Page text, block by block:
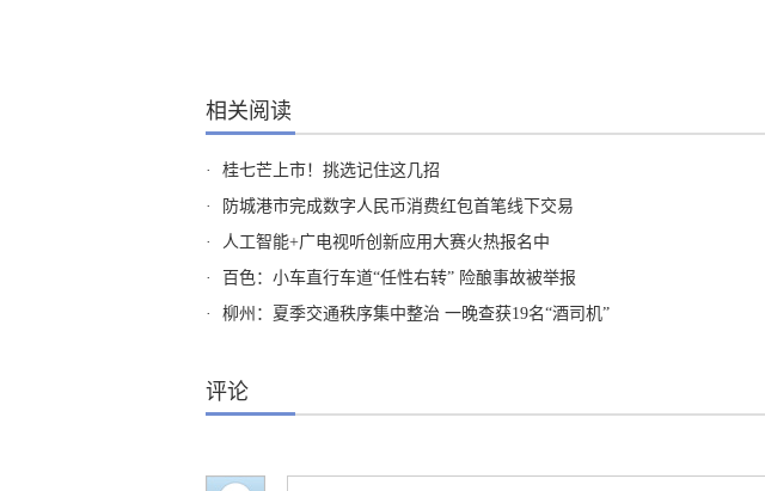
相关阅读
· 桂七芒上市！挑选记住这几招
·
防城港市完成数字人民币消费红包首笔线下交易
·
人工智能+广电视听创新应用大赛火热报名中
·
百色：小车直行车道“任性右转” 险酿事故被举报
·
柳州：夏季交通秩序集中整治 一晚查获19名“酒司机”
评论